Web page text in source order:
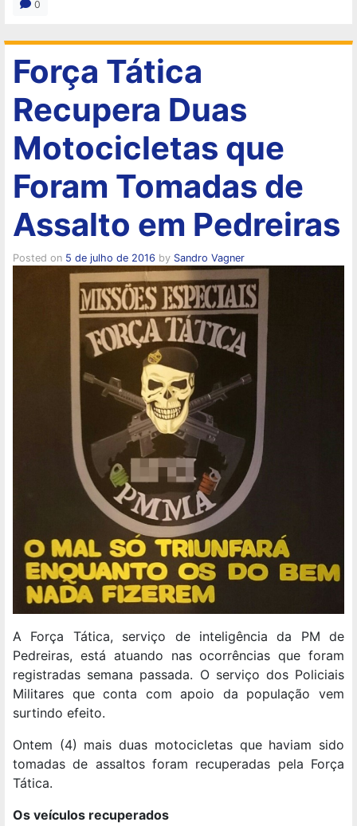
0
Força Tática
Recupera Duas
Motocicletas que
Foram Tomadas de
Assalto em Pedreiras
Posted on 5 de julho de 2016 by Sandro Vagner
A Força Tática, serviço de inteligência da PM de
Pedreiras, está atuando nas ocorrências que foram
registradas semana passada. O serviço dos Policiais
Militares que conta com apoio da população vem
surtindo efeito.
Ontem (4) mais duas motocicletas que haviam sido
tomadas de assaltos foram recuperadas pela Força
Tática.
Os veículos recuperados